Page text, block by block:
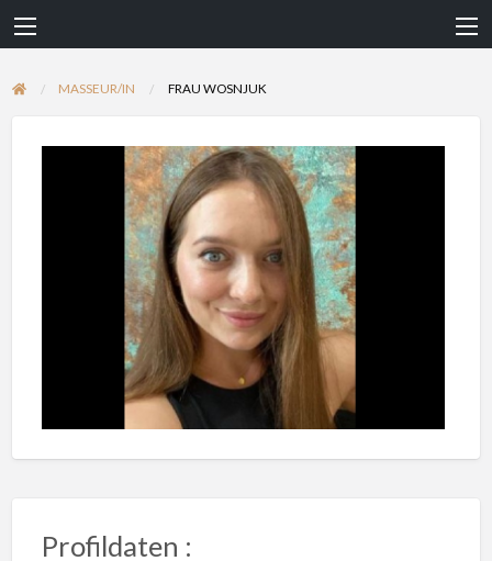
MASSEUR/IN FRAU WOSNJUK
Profildaten :